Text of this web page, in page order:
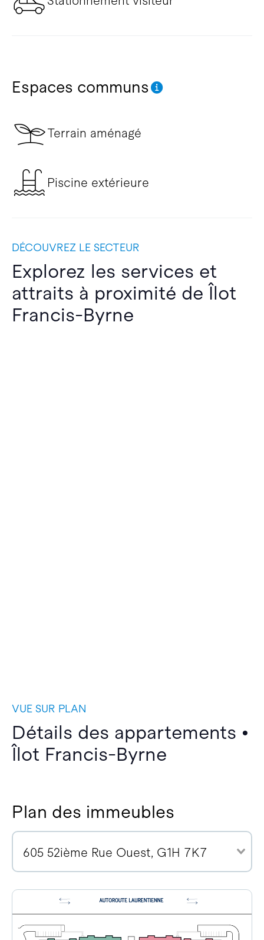
Espaces communs
Terrain aménagé
Piscine extérieure
DÉCOUVREZ LE SECTEUR
Explorez les services et
attraits à proximité de Îlot
Francis-Byrne
VUE SUR PLAN
Détails des appartements •
Îlot Francis-Byrne
Plan des immeubles
605 52ième Rue Ouest, G1H 7K7